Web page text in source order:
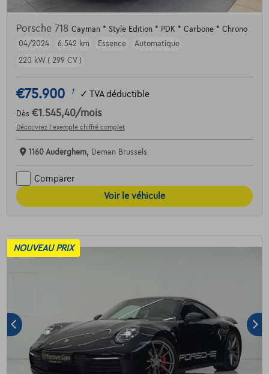
Porsche 718 Cayman * Style Edition * PDK * Carbone * Chrono
04/2024
6.542 km Essence
Automatique
220 kW ( 299 CV )
€75.900 1 ✓ TVA déductible
Dès €1.545,40/mois
Découvrez l’exemple chiffré complet
1160 Auderghem, Deman Brussels
Comparer
Voir le véhicule
NOUVEAU PRIX